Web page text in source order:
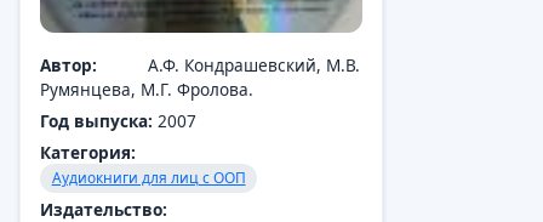
Автор:
А.Ф. Кондрашевский, М.В.
Румянцева, М.Г. Фролова.
Год выпуска: 2007
Категория:
Аудиокниги для лиц с ООП
Издательство: